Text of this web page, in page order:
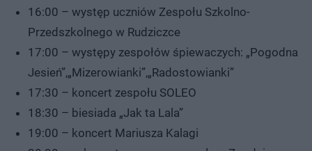
16:00 – występ uczniów Zespołu Szkolno-
Przedszkolnego w Rudziczce
17:00 – występy zespołów śpiewaczych: „Pogodna
Jesień”,„Mizerowianki”,„Radostowianki”
17:30 – koncert zespołu SOLEO
18:30 – biesiada „Jak ta Lala”
19:00 – koncert Mariusza Kalagi